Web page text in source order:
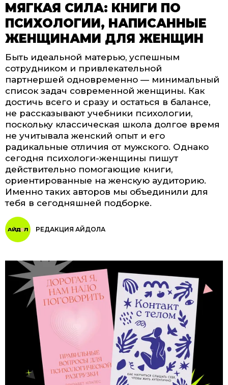
МЯГКАЯ СИЛА: КНИГИ ПО
ПСИХОЛОГИИ, НАПИСАННЫЕ
ЖЕНЩИНАМИ ДЛЯ ЖЕНЩИН
Быть идеальной матерью, успешным
сотрудником и привлекательной
партнершей одновременно — минимальный
список задач современной женщины. Как
достичь всего и сразу и остаться в балансе,
не рассказывают учебники психологии,
поскольку классическая школа долгое время
не учитывала женский опыт и его
радикальные отличия от мужского. Однако
сегодня психологи-женщины пишут
действительно помогающие книги,
ориентированные на женскую аудиторию.
Именно таких авторов мы объединили для
тебя в сегодняшней подборке.
РЕДАКЦИЯ АЙДОЛА